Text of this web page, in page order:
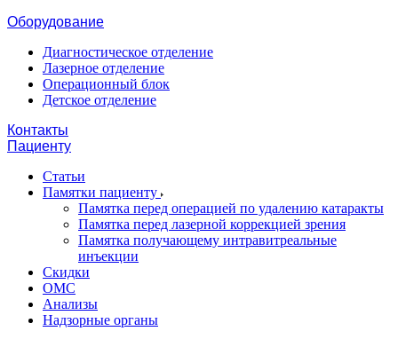
Оборудование
Диагностическое отделение
Лазерное отделение
Операционный блок
Детское отделение
Контакты
Пациенту
Статьи
Памятки пациенту
Памятка перед операцией по удалению катаракты
Памятка перед лазерной коррекцией зрения
Памятка получающему интравитреальные
инъекции
Скидки
ОМС
Анализы
Надзорные органы